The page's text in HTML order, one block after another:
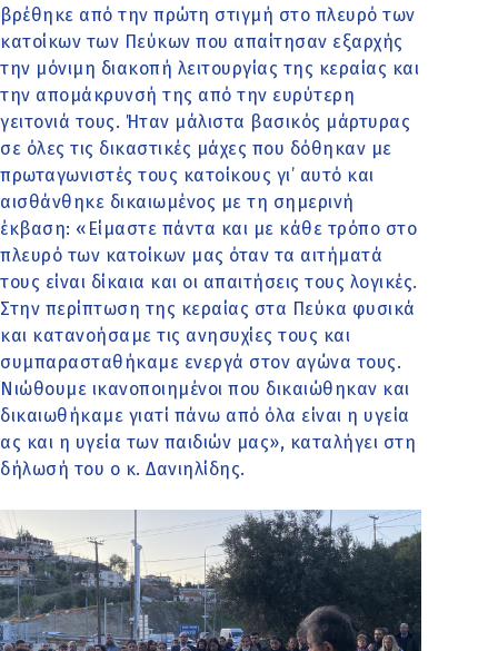
βρέθηκε από την πρώτη στιγμή στο πλευρό των
κατοίκων των Πεύκων που απαίτησαν εξαρχής
την μόνιμη διακοπή λειτουργίας της κεραίας και
την απομάκρυνσή της από την ευρύτερη
γειτονιά τους. Ήταν μάλιστα βασικός μάρτυρας
σε όλες τις δικαστικές μάχες που δόθηκαν με
πρωταγωνιστές τους κατοίκους γι’ αυτό και
αισθάνθηκε δικαιωμένος με τη σημερινή
έκβαση: «Είμαστε πάντα και με κάθε τρόπο στο
πλευρό των κατοίκων μας όταν τα αιτήματά
τους είναι δίκαια και οι απαιτήσεις τους λογικές.
Στην περίπτωση της κεραίας στα Πεύκα φυσικά
και κατανοήσαμε τις ανησυχίες τους και
συμπαρασταθήκαμε ενεργά στον αγώνα τους.
Νιώθουμε ικανοποιημένοι που δικαιώθηκαν και
δικαιωθήκαμε γιατί πάνω από όλα είναι η υγεία
ας και η υγεία των παιδιών μας», καταλήγει στη
δήλωσή του ο κ. Δανιηλίδης.